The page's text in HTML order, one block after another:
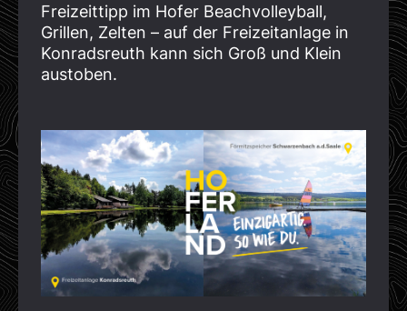
Freizeittipp im Hofer Beachvolleyball,
Grillen, Zelten – auf der Freizeitanlage in
Konradsreuth kann sich Groß und Klein
austoben.